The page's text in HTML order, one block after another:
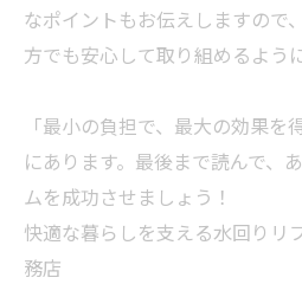
なポイントもお伝えしますので
方でも安心して取り組めるよう
「最小の負担で、最大の効果を
にあります。最後まで読んで、
ムを成功させましょう！
快適な暮らしを支える水回りリ
務店